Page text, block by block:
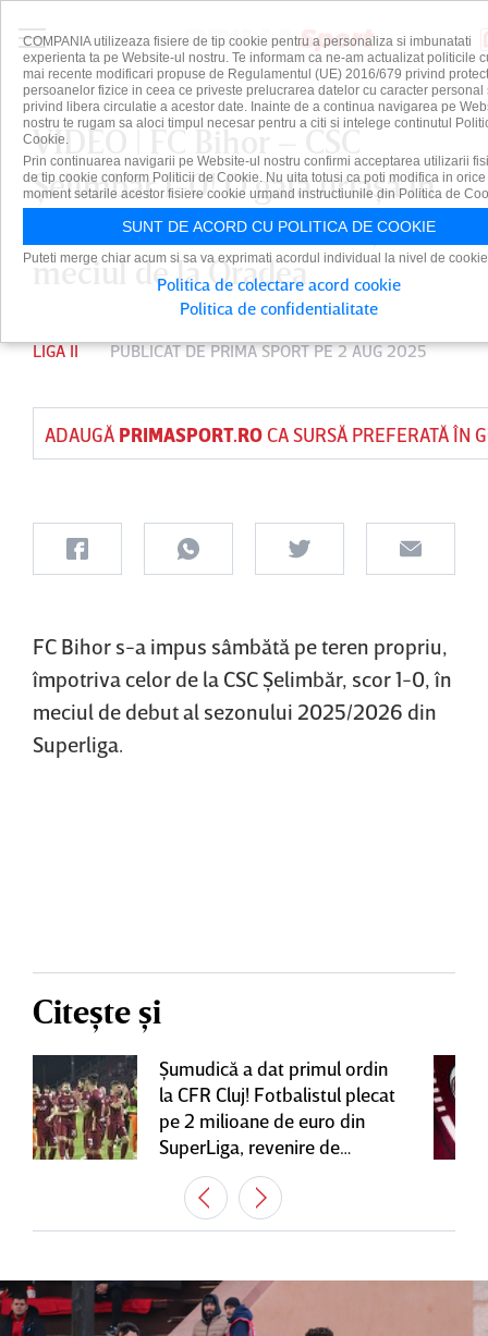
VIDEO | FC Bihor – CSC
Şelimbăr 1-0! O gafă uriaşă în
defensivă a făcut diferenţa în
meciul de la Oradea
LIGA II PUBLICAT DEPRIMA SPORTPE 2 AUG 2025
ADAUGĂ PRIMASPORT.ROCA SURSĂ PREFERATĂ ÎN
FC Bihor s-a impus sâmbătă pe teren propriu,
împotriva celor de la CSC Şelimbăr, scor 1-0, în
meciul de debut al sezonului 2025/2026 din
Superliga.
Citește și
Şumudică a dat primul ordin
la CFR Cluj! Fotbalistul plecat
pe 2 milioane de euro din
SuperLiga, revenire de
senzaţie în Gruia
COMPANIA utilizeaza fisiere de tip cookie pentru a personaliza si imbunatati
experienta ta pe Website-ul nostru. Te informam ca ne-am actualizat politicile
mai recente modificari propuse de Regulamentul (UE) 2016/679 privind
persoanelor fizice in ceea ce priveste prelucrarea datelor cu caracter personal
privind libera circulatie a acestor date. Inainte de a continua navigarea pe
nostru te rugam sa aloci timpul necesar pentru a citi si intelege continutul
Cookie.
Prin continuarea navigarii pe Website-ul nostru confirmi acceptarea utilizarii
de tip cookie conform Politicii de Cookie. Nu uita totusi ca poti modifica in orice
moment setarile acestor fisiere cookie urmand instructiunile din Politica de
SUNT DE ACORD CU POLITICA DE COOKIE
Puteti merge chiar acum si sa va exprimati acordul individual la nivel de
Politica de colectare acord cookie
Politica de confidentialitate